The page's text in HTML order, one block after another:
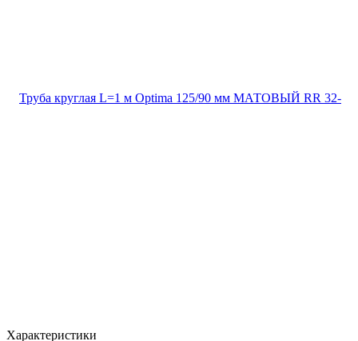
Характеристики